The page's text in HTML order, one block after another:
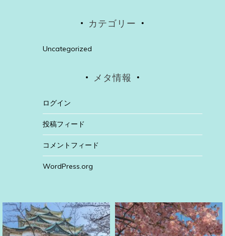
カテゴリー
Uncategorized
メタ情報
ログイン
投稿フィード
コメントフィード
WordPress.org